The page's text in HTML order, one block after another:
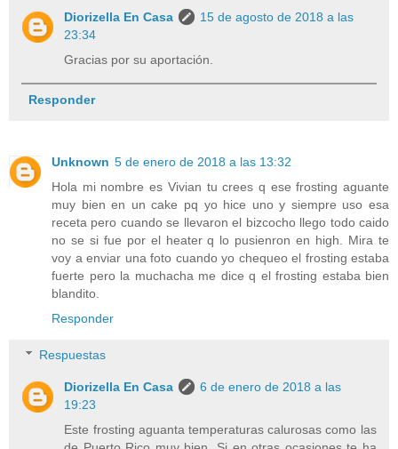
Diorizella En Casa
15 de agosto de 2018 a las
23:34
Gracias por su aportación.
Responder
Unknown 5 de enero de 2018 a las 13:32
Hola mi nombre es Vivian tu crees q ese frosting aguante
muy bien en un cake pq yo hice uno y siempre uso esa
receta pero cuando se llevaron el bizcocho llego todo caido
no se si fue por el heater q lo pusienron en high. Mira te
voy a enviar una foto cuando yo chequeo el frosting estaba
fuerte pero la muchacha me dice q el frosting estaba bien
blandito.
Responder
Respuestas
Diorizella En Casa
6 de enero de 2018 a las
19:23
Este frosting aguanta temperaturas calurosas como las